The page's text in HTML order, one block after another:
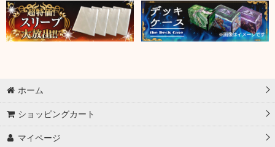
ホーム
ショッピングカート
マイページ